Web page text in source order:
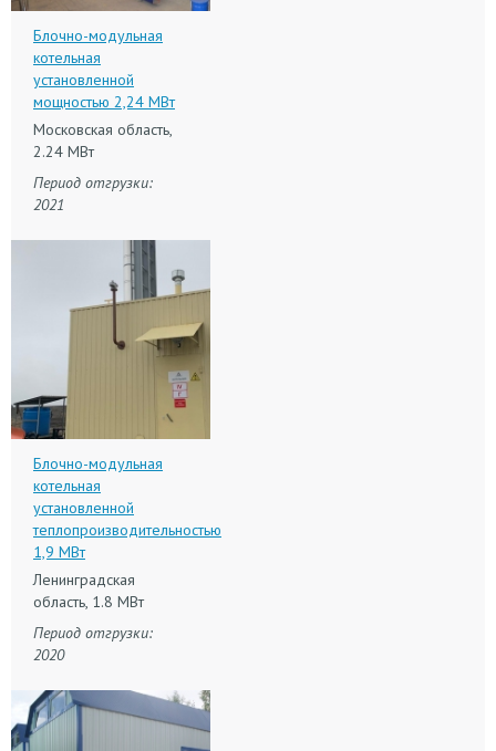
Блочно-модульная
котельная
установленной
мощностью 2,24 МВт
Московская область,
2.24 МВт
Период отгрузки:
2021
Блочно-модульная
котельная
установленной
теплопроизводительностью
1,9 МВт
Ленинградская
область, 1.8 МВт
Период отгрузки:
2020